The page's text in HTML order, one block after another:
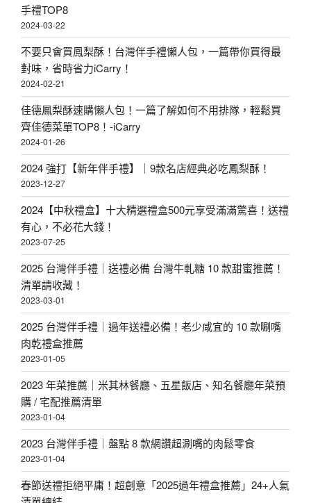
手禮TOP8
2024-03-22
不要只會買鳳梨酥！台灣伴手禮懶人包，一篇帶你買得最
對味，省時省力iCarry！
2024-02-21
佳德鳳梨酥速購懶人包！一篇了解如何不用排隊，輕鬆買
齊佳德菜單TOP8！-iCarry
2024-01-26
2024 強打【新年伴手禮】｜9款名店經典必吃鳳梨酥！
2023-12-27
2024【中秋禮盒】十大精選禮盒500元享受滿滿驚喜！送禮
有心，不必花大錢！
2023-07-25
2025 台灣伴手禮｜送禮必備 台灣牛軋糖 10 款甜蜜推薦！
清單請收藏！
2023-03-01
2025 台灣伴手禮｜過年送禮必備！老少咸宜的 10 款唰嘴
肉乾禮盒推薦
2023-01-05
2023 年菜推薦｜米其林餐廳、五星飯店、知名餐廳年菜預
購 / 宅配推薦清單
2023-01-04
2023 台灣伴手禮｜盤點 8 款網讚超涮嘴的肉鬆零食
2023-01-04
春節送禮拒絕平庸！超創意「2025過年禮盒推薦」24+人氣